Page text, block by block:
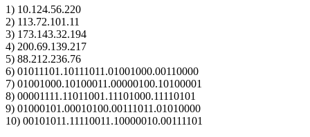
1) 10.124.56.220
2) 113.72.101.11
3) 173.143.32.194
4) 200.69.139.217
5) 88.212.236.76
6) 01011101.10111011.01001000.00110000
7) 01001000.10100011.00000100.10100001
8) 00001111.11011001.11101000.11110101
9) 01000101.00010100.00111011.01010000
10) 00101011.11110011.10000010.00111101